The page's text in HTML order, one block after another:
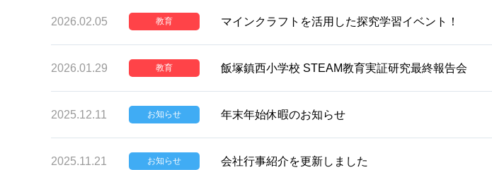
2026.02.05 教育 マインクラフトを活用した探究学習イベント！
2026.01.29 教育 飯塚鎮西小学校 STEAM教育実証研究最終報告会
2025.12.11 お知らせ 年末年始休暇のお知らせ
2025.11.21 お知らせ 会社行事紹介を更新しました